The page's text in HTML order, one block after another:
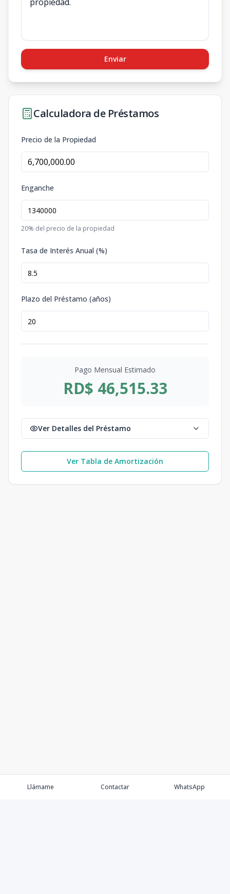
Enviar
Calculadora de Préstamos
Precio de la Propiedad
Enganche
20% del precio de la propiedad
Tasa de Interés Anual (%)
Plazo del Préstamo (años)
Pago Mensual Estimado
RD$ 46,515.33
Ver Detalles del Préstamo
Ver Tabla de Amortización
Llámame Contactar WhatsApp